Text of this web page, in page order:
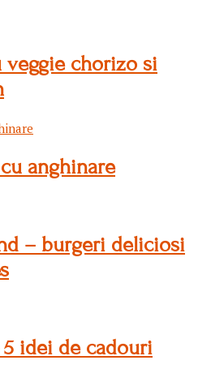
veggie chorizo si
anghinare
– burgeri deliciosi
idei de cadouri